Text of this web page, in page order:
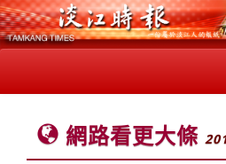
網路看更大條